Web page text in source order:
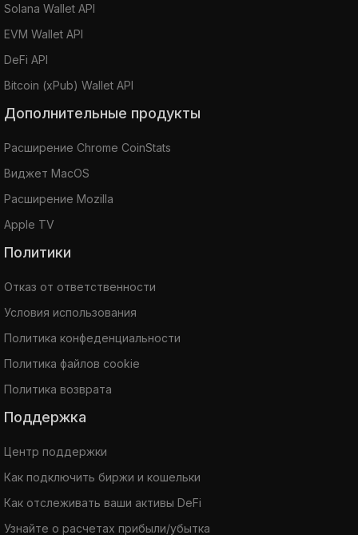
Solana Wallet API
EVM Wallet API
DeFi API
Bitcoin (xPub) Wallet API
Дополнительные продукты
Расширение Chrome CoinStats
Виджет MacOS
Расширение Mozilla
Apple TV
Политики
Отказ от ответственности
Условия использования
Политика конфеденциальности
Политика файлов cookie
Политика возврата
Поддержка
Центр поддержки
Как подключить биржи и кошельки
Как отслеживать ваши активы DeFi
Узнайте о расчетах прибыли/убытка